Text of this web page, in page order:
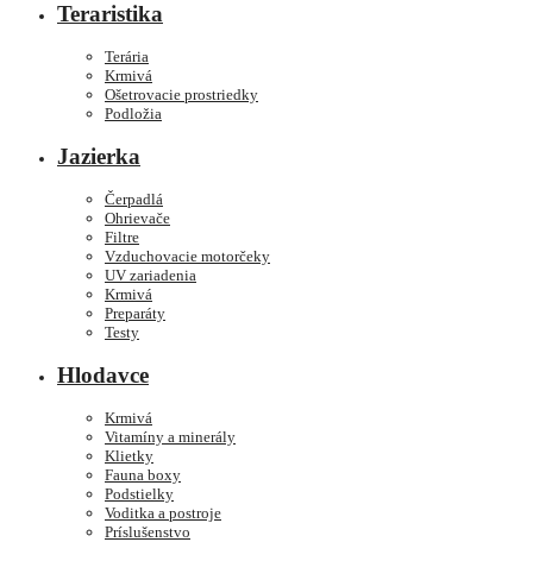
Teraristika
Terária
Krmivá
Ošetrovacie prostriedky
Podložia
Jazierka
Čerpadlá
Ohrievače
Filtre
Vzduchovacie motorčeky
UV zariadenia
Krmivá
Preparáty
Testy
Hlodavce
Krmivá
Vitamíny a minerály
Klietky
Fauna boxy
Podstielky
Voditka a postroje
Príslušenstvo